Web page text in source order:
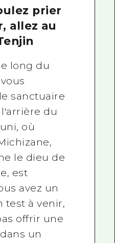
prier
allez au
long du
sanctuaire
du
où
le dieu de
est
avez un
test à venir,
offrir une
un